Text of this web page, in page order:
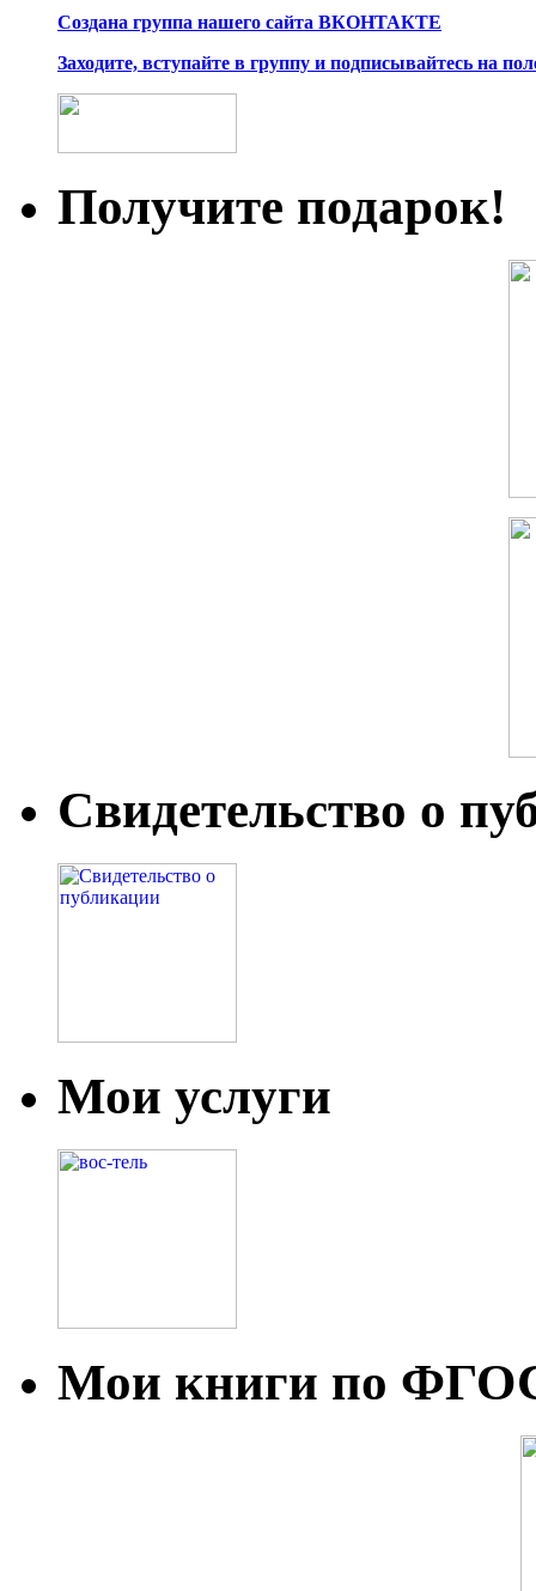
Создана группа нашего сайта ВКОНТАКТЕ
Заходите, вступайте в группу и подписывайтесь на
Получите подарок!
Свидетельство о
Мои услуги
Мои книги по